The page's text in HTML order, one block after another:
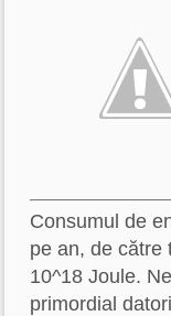
Consumul de
pe an, de către
10^18 Joule.
primordial